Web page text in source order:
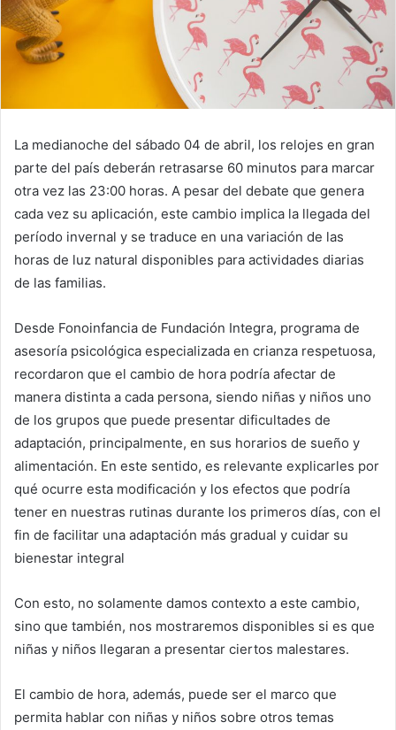
La medianoche del sábado 04 de abril, los relojes en gran
parte del país deberán retrasarse 60 minutos para marcar
otra vez las 23:00 horas. A pesar del debate que genera
cada vez su aplicación, este cambio implica la llegada del
período invernal y se traduce en una variación de las
horas de luz natural disponibles para actividades diarias
de las familias.
Desde Fonoinfancia de Fundación Integra, programa de
asesoría psicológica especializada en crianza respetuosa,
recordaron que el cambio de hora podría afectar de
manera distinta a cada persona, siendo niñas y niños uno
de los grupos que puede presentar dificultades de
adaptación, principalmente, en sus horarios de sueño y
alimentación. En este sentido, es relevante explicarles por
qué ocurre esta modificación y los efectos que podría
tener en nuestras rutinas durante los primeros días, con el
fin de facilitar una adaptación más gradual y cuidar su
bienestar integral
Con esto, no solamente damos contexto a este cambio,
sino que también, nos mostraremos disponibles si es que
niñas y niños llegaran a presentar ciertos malestares.
El cambio de hora, además, puede ser el marco que
permita hablar con niñas y niños sobre otros temas